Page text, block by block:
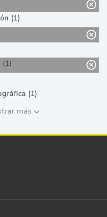
(1)
(1)
más